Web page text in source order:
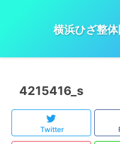
横浜ひざ整
4215416_s
Twitter